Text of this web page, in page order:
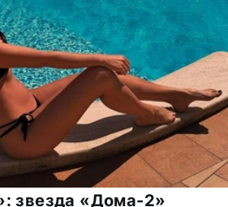
звезда «Дома-2»